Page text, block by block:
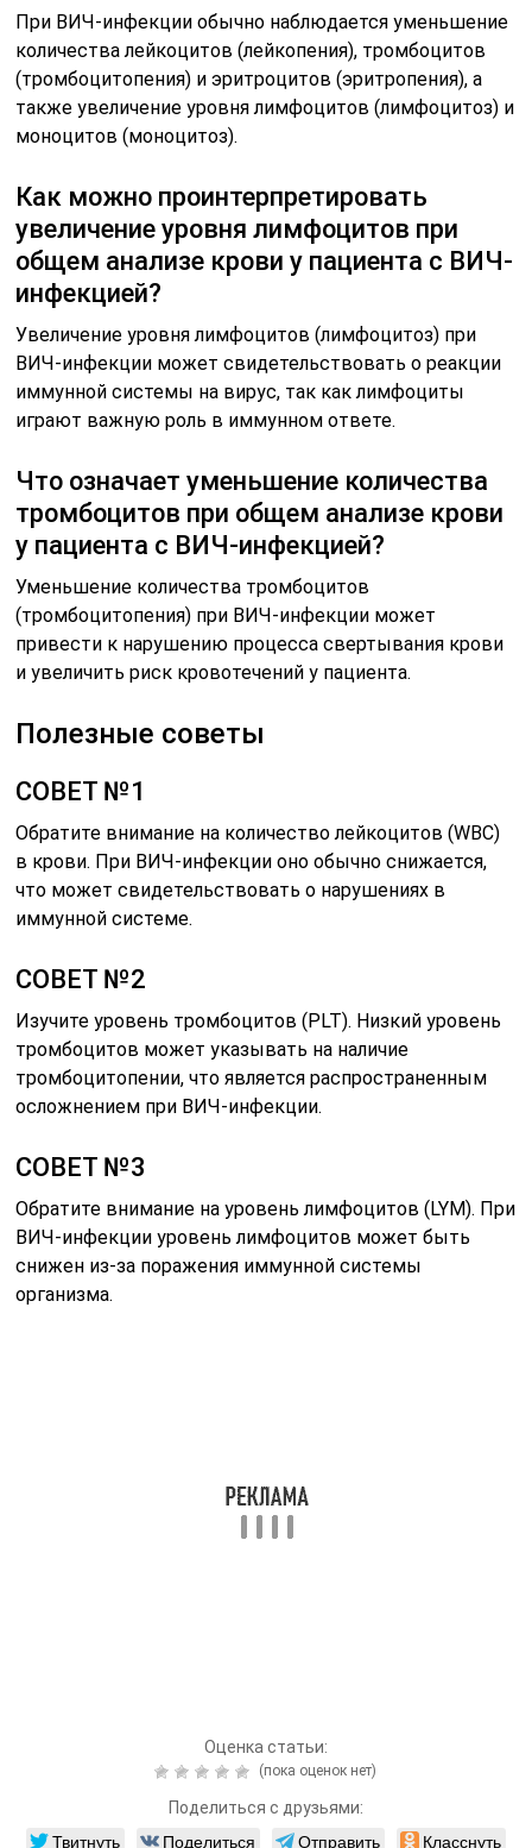
При ВИЧ-инфекции обычно наблюдается уменьшение
количества лейкоцитов (лейкопения), тромбоцитов
(тромбоцитопения) и эритроцитов (эритропения), а
также увеличение уровня лимфоцитов (лимфоцитоз) и
моноцитов (моноцитоз).
Как можно проинтерпретировать
увеличение уровня лимфоцитов при
общем анализе крови у пациента с ВИЧ-
инфекцией?
Увеличение уровня лимфоцитов (лимфоцитоз) при
ВИЧ-инфекции может свидетельствовать о реакции
иммунной системы на вирус, так как лимфоциты
играют важную роль в иммунном ответе.
Что означает уменьшение количества
тромбоцитов при общем анализе крови
у пациента с ВИЧ-инфекцией?
Уменьшение количества тромбоцитов
(тромбоцитопения) при ВИЧ-инфекции может
привести к нарушению процесса свертывания крови
и увеличить риск кровотечений у пациента.
Полезные советы
СОВЕТ №1
Обратите внимание на количество лейкоцитов (WBC)
в крови. При ВИЧ-инфекции оно обычно снижается,
что может свидетельствовать о нарушениях в
иммунной системе.
СОВЕТ №2
Изучите уровень тромбоцитов (PLT). Низкий уровень
тромбоцитов может указывать на наличие
тромбоцитопении, что является распространенным
осложнением при ВИЧ-инфекции.
СОВЕТ №3
Обратите внимание на уровень лимфоцитов (LYM). При
ВИЧ-инфекции уровень лимфоцитов может быть
снижен из-за поражения иммунной системы
организма.
Поделиться Отправить
Читайте также:
творожистые